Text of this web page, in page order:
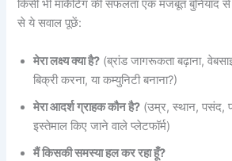
किसी भी मार्केटिंग की सफलता एक मजबूत
से ये सवाल पूछें:
मेरा लक्ष्य क्या है? (ब्रांड जागरूकता बढ़ाना,
बिक्री करना, या कम्युनिटी बनाना?)
मेरा आदर्श ग्राहक कौन है? (उम्र, स्थान, पसंद,
इस्तेमाल किए जाने वाले प्लेटफॉर्म)
मैं किसकी समस्या हल कर रहा हूँ?